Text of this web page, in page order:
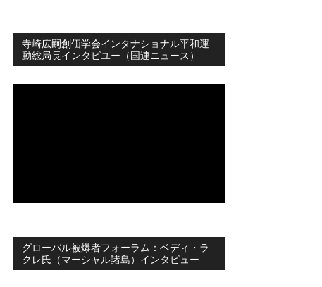
寺崎広嗣創価学会インタナショナル平和運
動総局長インタビユー（国連ニュース）
グローバル被爆者フォーラム：ベディ・ラ
クレ氏（マーシャル諸島）インタビュー